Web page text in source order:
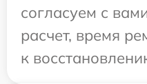
согласуем с
расчет, время
к